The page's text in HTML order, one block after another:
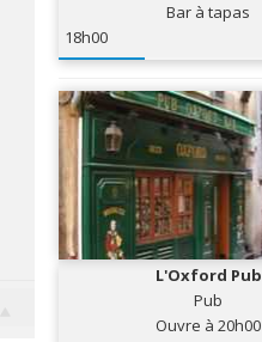
Bar à tapas
18h00
L'Oxford Pub
Pub
Ouvre à 20h00